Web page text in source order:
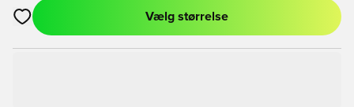
Åbner en Modal til at logge ind eller tilmelde dig som medlem
Vælg størrelse